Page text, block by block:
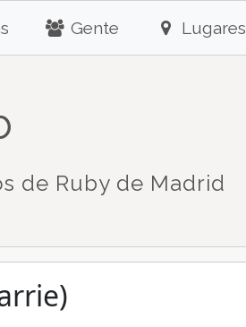
Gente Lugares
de Ruby de Madrid